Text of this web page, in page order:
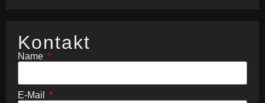
Kontakt
Name
E-Mail